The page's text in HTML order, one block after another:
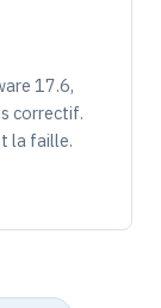
17.6,
correctif.
la faille.